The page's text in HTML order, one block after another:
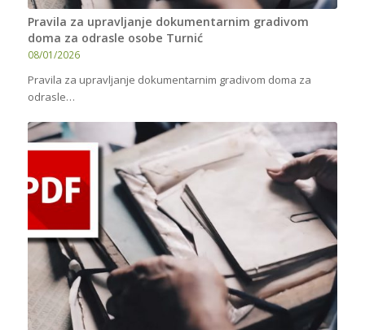
Pravila za upravljanje dokumentarnim gradivom
doma za odrasle osobe Turnić
08/01/2026
Pravila za upravljanje dokumentarnim gradivom doma za
odrasle…